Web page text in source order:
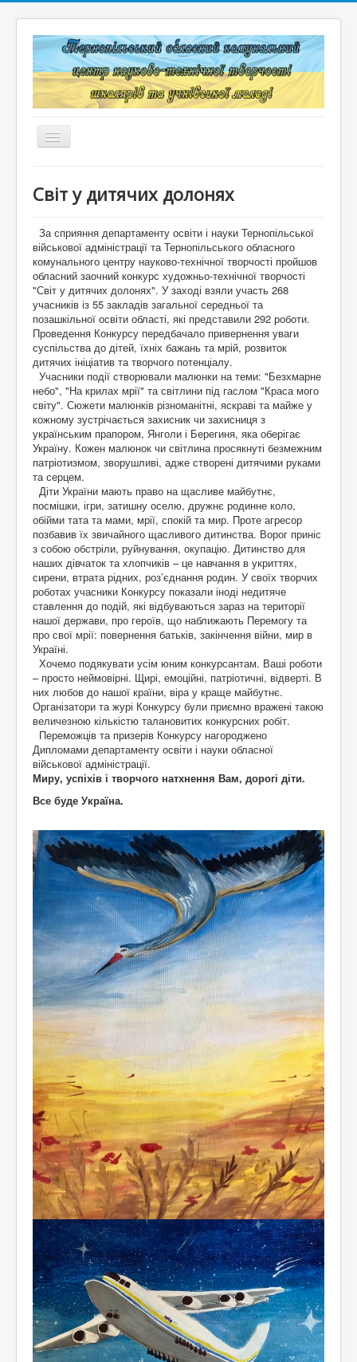
Перемикач
навігації
Структура
Документація
Конкурси та змагання
Корисні лінки
Дистанційне навчання
Контакти
Світ у дитячих долонях
За сприяння департаменту освіти і науки Тернопільської
військової адміністрації та Тернопільського обласного
комунального центру науково-технічної творчості пройшов
обласний заочний конкурс художньо-технічної творчості
"Світ у дитячих долонях". У заході взяли участь 268
учасників із 55 закладів загальної середньої та
позашкільної освіти області, які представили 292 роботи.
Проведення Конкурсу передбачало привернення уваги
суспільства до дітей, їхніх бажань та мрій, розвиток
дитячих ініціатив та творчого потенціалу.
Учасники події створювали малюнки на теми: "Безхмарне
небо", "На крилах мрії" та світлини під гаслом "Краса мого
світу". Сюжети малюнків різноманітні, яскраві та майже у
кожному зустрічається захисник чи захисниця з
українським прапором, Янголи і Берегиня, яка оберігає
Україну. Кожен малюнок чи світлина просякнуті безмежним
патріотизмом, зворушливі, адже створені дитячими руками
та серцем.
Діти України мають право на щасливе майбутнє,
посмішки, ігри, затишну оселю, дружнє родинне коло,
обійми тата та мами, мрії, спокій та мир. Проте агресор
позбавив їх звичайного щасливого дитинства. Ворог приніс
з собою обстріли, руйнування, окупацію. Дитинство для
наших дівчаток та хлопчиків – це навчання в укриттях,
сирени, втрата рідних, роз’єднання родин. У своїх творчих
роботах учасники Конкурсу показали іноді недитяче
ставлення до подій, які відбуваються зараз на території
нашої держави, про героїв, що наближають Перемогу та
про свої мрії: повернення батьків, закінчення війни, мир в
Україні.
Хочемо подякувати усім юним конкурсантам. Ваші роботи
– просто неймовірні. Щирі, емоційні, патріотичні, відверті. В
них любов до нашої країни, віра у краще майбутнє.
Організатори та журі Конкурсу були приємно вражені такою
величезною кількістю талановитих конкурсних робіт.
Переможців та призерів Конкурсу нагороджено
Дипломами департаменту освіти і науки обласної
військової адміністрації.
Миру, успіхів і творчого натхнення Вам, дорогі діти.
Все буде Україна.